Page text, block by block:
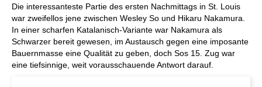
Die interessanteste Partie des ersten Nachmittags in St. Louis
war zweifellos jene zwischen Wesley So und Hikaru Nakamura.
In einer scharfen Katalanisch-Variante war Nakamura als
Schwarzer bereit gewesen, im Austausch gegen eine imposante
Bauernmasse eine Qualität zu geben, doch Sos 15. Zug war
eine tiefsinnige, weit vorausschauende Antwort darauf.